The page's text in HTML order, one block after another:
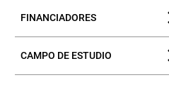
FINANCIADORES
CAMPO DE ESTUDIO